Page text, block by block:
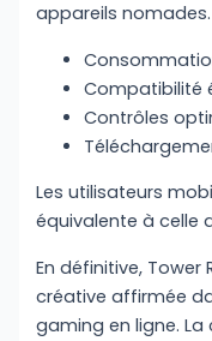
appareils nomades.
Compatibilité
Contrôles
Les utilisateurs
équivalente à celle
En définitive, Tower
créative affirmée
gaming en ligne.